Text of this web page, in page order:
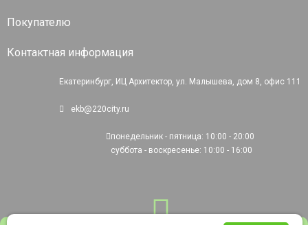
Покупателю
Контактная информация
Екатеринбург, ИЦ Архитектор, ул. Малышева, дом 8, офис 111
ekb@220city.ru
понедельник - пятница: 10:00 - 20:00
суббота - воскресенье: 10:00 - 16:00